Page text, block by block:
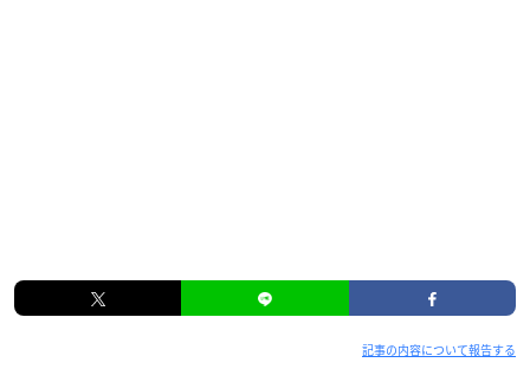
記事の内容について報告する